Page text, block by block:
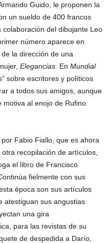
Guido, le proponen la
un sueldo de 400 francos
colaboración del dibujante Leo
número aparece en
la dirección de una
Elegancias. En Mundial
sobre escritores y políticos
a todos sus amigos, aunque
motiva al enojo de Rufino
Fabio Fiallo, que es ahora
recopilación de artículos,
el libro de Francisco
fielmente con sus
época son sus artículos
atestiguan sus angustias
una gira
para las revistas de su
de despedida a Darío,